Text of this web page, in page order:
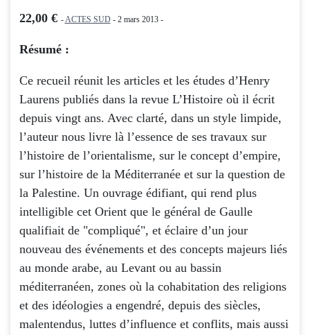
22,00 € -ACTES SUD- 2 mars 2013 -
Résumé :
Ce recueil réunit les articles et les études d’Henry
Laurens publiés dans la revue L’Histoire où il écrit
depuis vingt ans. Avec clarté, dans un style limpide,
l’auteur nous livre là l’essence de ses travaux sur
l’histoire de l’orientalisme, sur le concept d’empire,
sur l’histoire de la Méditerranée et sur la question de
la Palestine. Un ouvrage édifiant, qui rend plus
intelligible cet Orient que le général de Gaulle
qualifiait de "compliqué", et éclaire d’un jour
nouveau des événements et des concepts majeurs liés
au monde arabe, au Levant ou au bassin
méditerranéen, zones où la cohabitation des religions
et des idéologies a engendré, depuis des siècles,
malentendus, luttes d’influence et conflits, mais aussi